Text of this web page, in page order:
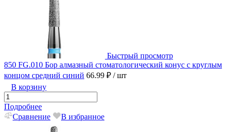
Быстрый просмотр
850 FG.010 Бор алмазный стоматологический конус с круглым
концом средний синий 66.99 ₽ / шт
В корзину
Подробнее
Сравнение
В избранное